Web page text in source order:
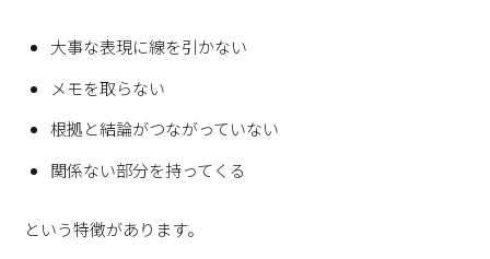
大事な表現に線を引かない
メモを取らない
根拠と結論がつながっていない
関係ない部分を持ってくる
という特徴があります。